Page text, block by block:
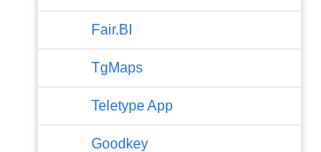
Fair.BI
TgMaps
Teletype App
Goodkey